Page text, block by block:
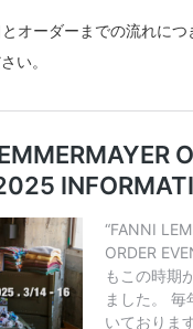
オーダーまでの流れに
い。